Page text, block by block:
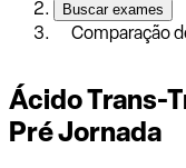
Buscar exames
Comparação
Ácido Trans-
Pré Jornada